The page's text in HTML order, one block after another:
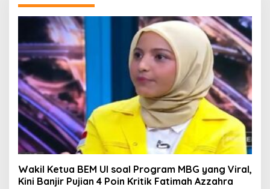
Wakil Ketua BEM UI soal Program MBG yang Viral,
Kini Banjir Pujian 4 Poin Kritik Fatimah Azzahra